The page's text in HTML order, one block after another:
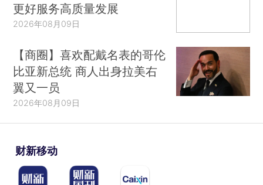
更好服务高质量发展
2026年08月09日
【商圈】喜欢配戴名表的哥伦
比亚新总统 商人出身拉美右
翼又一员
2026年08月09日
财新移动